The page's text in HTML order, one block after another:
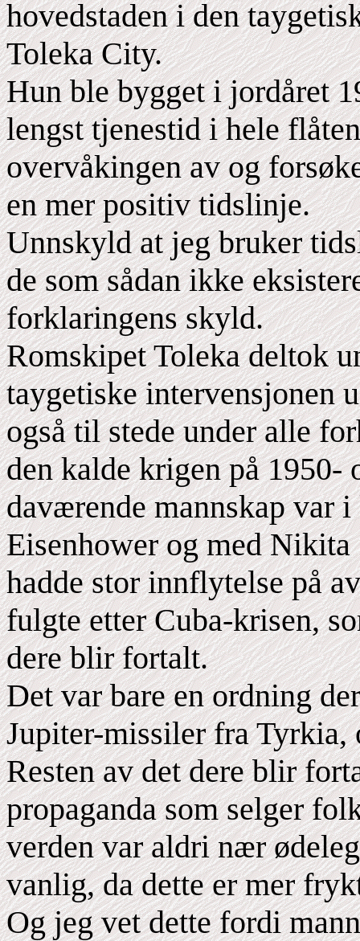
hovedstaden i den
Toleka City.
Hun ble bygget i jordåret
lengst tjenestid i hele
overvåkingen av og
en mer positiv tidslinje.
Unnskyld at jeg bruker
de som sådan ikke
forklaringens skyld.
Romskipet Toleka deltok
taygetiske intervensjonen
også til stede under alle
den kalde krigen på 1950-
daværende mannskap var
Eisenhower og med
hadde stor innflytelse på
fulgte etter Cuba-krisen,
dere blir fortalt.
Det var bare en ordning
Jupiter-missiler fra Tyrkia,
Resten av det dere blir
propaganda som selger
verden var aldri nær
vanlig, da dette er mer
Og jeg vet dette fordi